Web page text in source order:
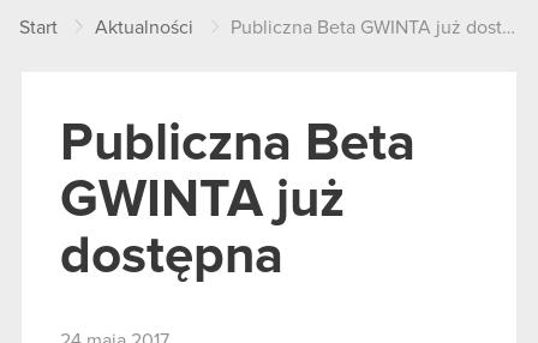
Start Aktualności Publiczna Beta GWINTA już dostępna
Publiczna Beta
GWINTA już
dostępna